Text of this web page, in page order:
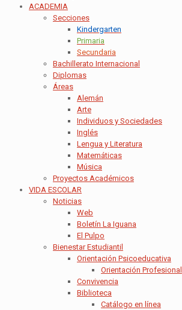
ACADEMIA
Secciones
Kindergarten
Primaria
Secundaria
Bachillerato Internacional
Diplomas
Áreas
Alemán
Arte
Individuos y Sociedades
Inglés
Lengua y Literatura
Matemáticas
Música
Proyectos Académicos
VIDA ESCOLAR
Noticias
Web
Boletín La Iguana
El Pulpo
Bienestar Estudiantil
Orientación Psicoeducativa
Orientación Profesional
Convivencia
Biblioteca
Catálogo en línea